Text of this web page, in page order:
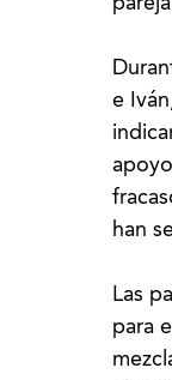
e
han
Las
para